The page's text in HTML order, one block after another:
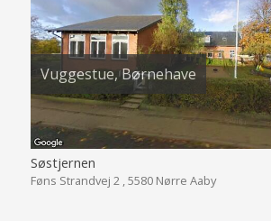
Vuggestue, Børnehave
Søstjernen
Føns Strandvej 2 , 5580 Nørre Aaby